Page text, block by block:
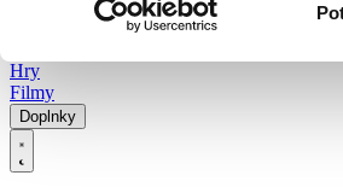
Hry
Filmy
Doplnky